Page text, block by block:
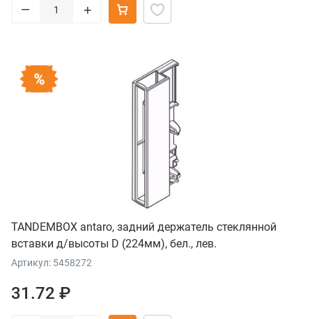
– +
TANDEMBOX antaro, задний держатель стеклянной
вставки д/высоты D (224мм), бел., лев.
Артикул: 5458272
31.72 ₽